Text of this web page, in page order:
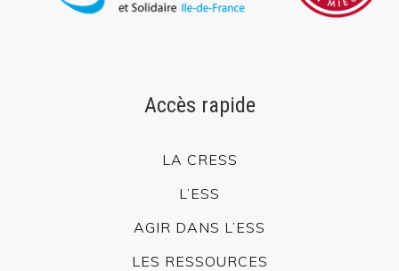
Accès rapide
LA CRESS
L’ESS
AGIR DANS L’ESS
LES RESSOURCES